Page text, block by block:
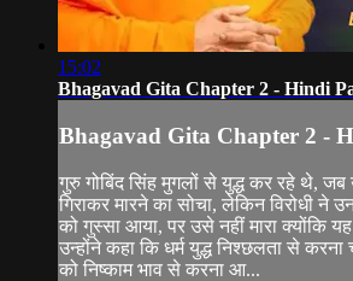
15:02
Bhagavad Gita Chapter 2 - Hindi
Bhagavad Gita Chapter 2 -
गुरु गोबिंद सिंह मुगलों से युद्ध कर रहे थे, जब
गिराकर मारने का सोचा, लेकिन विरोधी ने
को गुस्सा आया, पर उसे नहीं मारा क्योंकि
उन्होंने कहा कि धर्म युद्ध निश्छलता से
को निष्काम भाव से करना आ...